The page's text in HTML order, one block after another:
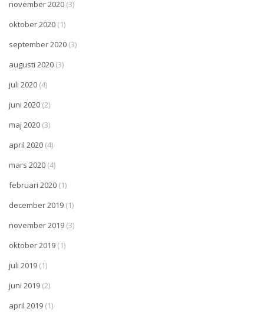
november 2020 (3)
oktober 2020 (1)
september 2020 (3)
augusti 2020 (3)
juli 2020 (4)
juni 2020 (2)
maj 2020 (3)
april 2020 (4)
mars 2020 (4)
februari 2020 (1)
december 2019 (1)
november 2019 (3)
oktober 2019 (1)
juli 2019 (1)
juni 2019 (2)
april 2019 (1)